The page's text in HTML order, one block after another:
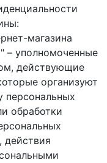
магазина
– уполномоченные
действующие
организуют
персональных
обработки
действия